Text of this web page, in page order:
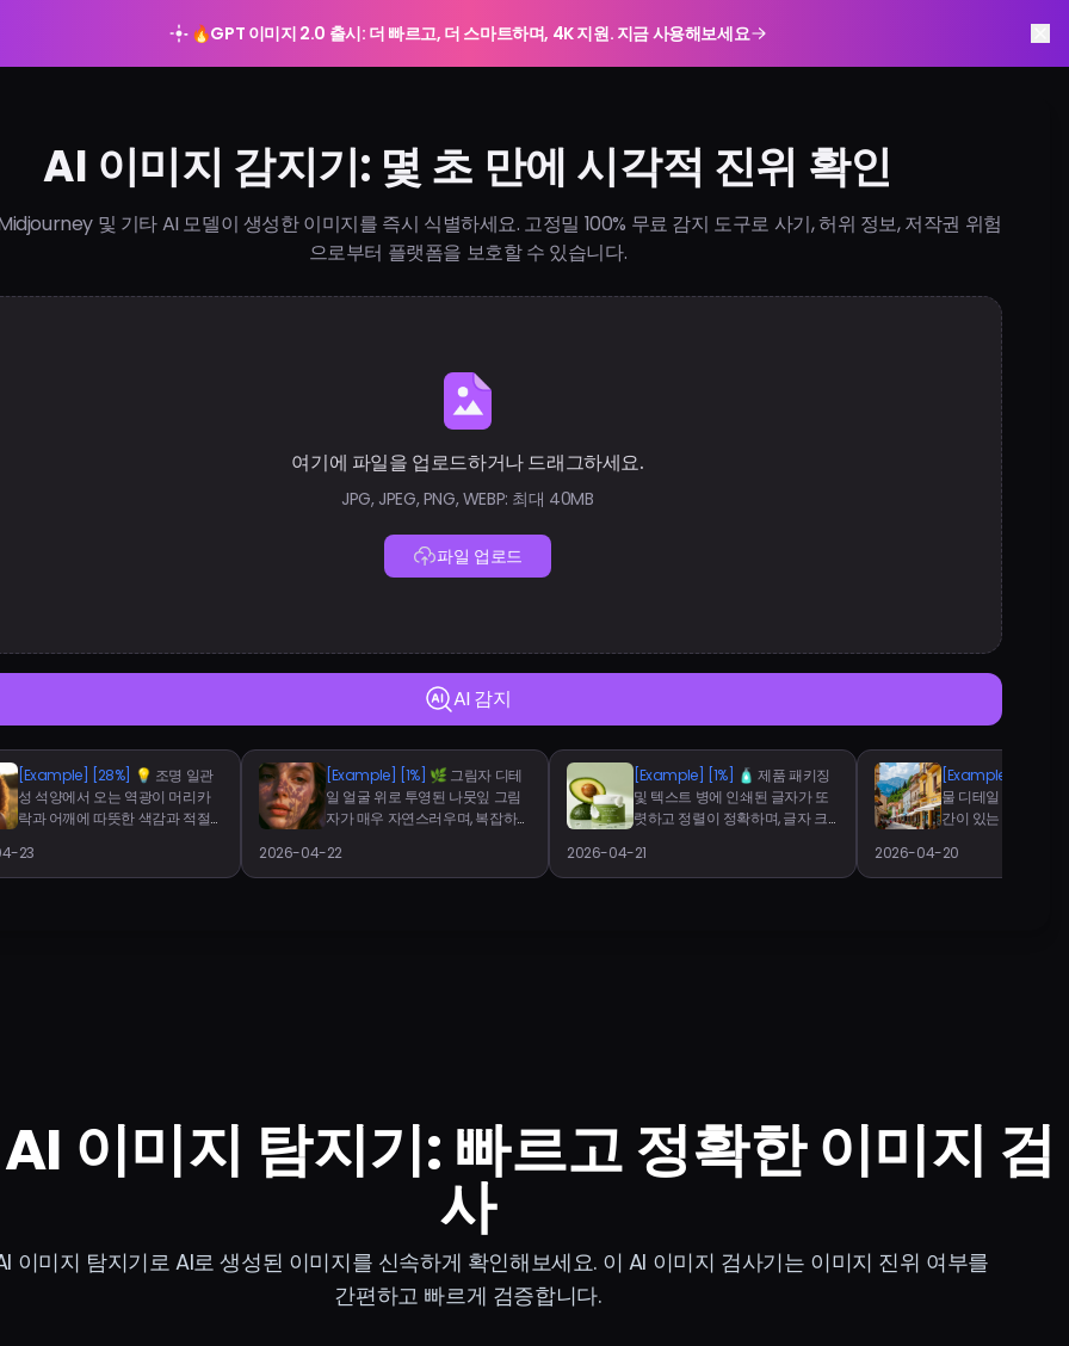
🔥GPT 이미지 2.0 출시: 더 빠르고, 더 스마트하며, 4K 지원. 지금 사용해보세요
AI 이미지 감지기: 몇 초 만에 시각적 진위 확인
Midjourney 및 기타 AI 모델이 생성한 이미지를 즉시 식별하세요. 고정밀 100% 무료 감지 도구로 사기, 허위 정보, 저작권 위험
으로부터 플랫폼을 보호할 수 있습니다.
여기에 파일을 업로드하거나 드래그하세요.
JPG, JPEG, PNG, WEBP: 최대 40MB
파일 업로드
AI 감지
[Example]
물 디테일 이미지의
간이 있는 발코니, 창
다. 그러나 발코니와
만나는 경계 등 일부
2026-04-20
[Example] [1%]
🧴 제품 패키징
및 텍스트 병에 인쇄된 글자가 또
렷하고 정렬이 정확하며, 글자 크
지됩니다. 곡면 위에 텍스트가 왜
곡 없이 자연스럽게 배치되어 실
2026-04-21
[Example] [1%] 🌿 그림자 디테
일 얼굴 위로 투영된 나뭇잎 그림
자가 매우 자연스러우며, 복잡하게
확히 대응됩니다. 그림자의 부드
러운 경계는 실제 햇빛이 나뭇잎
2026-04-22
[Example] [28%]
💡 조명 일관
성 석양에서 오는 역광이 머리카
락과 어깨에 따뜻한 색감과 적절
조명을 만들어냅니다.
23
이미지 탐지기: 빠르고 정확한 이미지 검
사
이미지 탐지기로 AI로 생성된 이미지를 신속하게 확인해보세요. 이 AI 이미지 검사기는 이미지 진위 여부를
간편하고 빠르게 검증합니다.